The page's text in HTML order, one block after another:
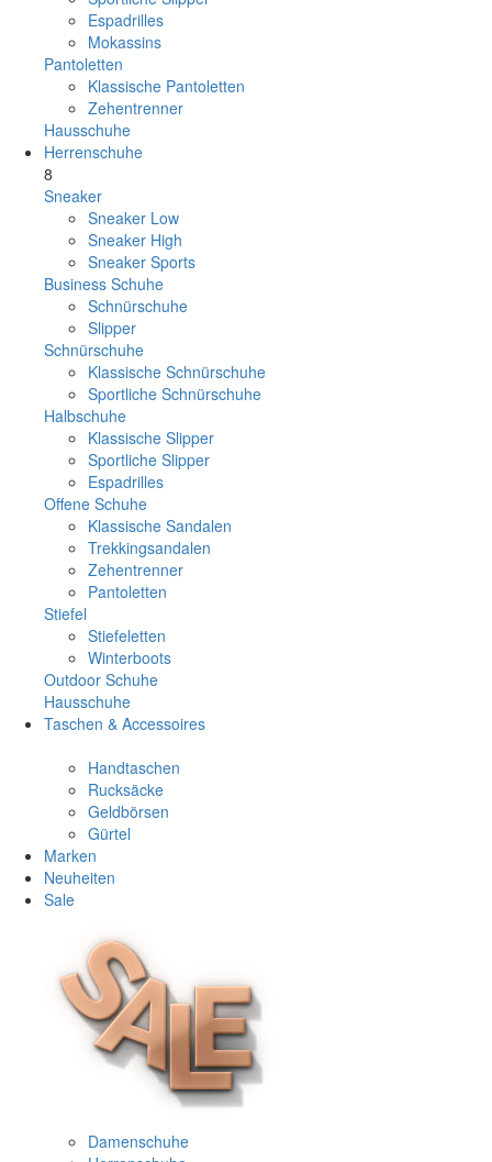
Espadrilles
Mokassins
Pantoletten
Klassische Pantoletten
Zehentrenner
Hausschuhe
Herrenschuhe
8
Sneaker
Sneaker Low
Sneaker High
Sneaker Sports
Business Schuhe
Schnürschuhe
Slipper
Schnürschuhe
Klassische Schnürschuhe
Sportliche Schnürschuhe
Halbschuhe
Klassische Slipper
Sportliche Slipper
Espadrilles
Offene Schuhe
Klassische Sandalen
Trekkingsandalen
Zehentrenner
Pantoletten
Stiefel
Stiefeletten
Winterboots
Outdoor Schuhe
Hausschuhe
Taschen & Accessoires
Handtaschen
Rucksäcke
Geldbörsen
Gürtel
Marken
Neuheiten
Sale
Damenschuhe